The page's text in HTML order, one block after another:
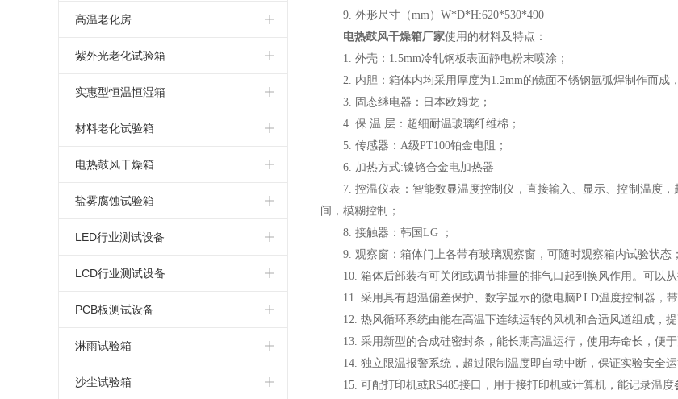
高低温恒温试验箱
高低温老化试验箱
高低温箱
小型恒温恒湿箱
温湿度试验箱
可程式恒温恒湿箱
低湿型恒温恒湿箱
恒温恒湿箱价格
恒温恒湿箱厂家
温度冲击测试机
快速温变试验箱
温度循环试验箱
高低温冲击试验机
高低温冲击测试箱
高低温冲击测试机
步入式恒温恒湿试验室
恒温恒湿实验室
步入式高低温试验室
大型恒温恒湿房
高温老化房
高温老化房
高温老化室
步入式老化房
紫外光老化试验箱
紫外光老化试验箱
紫外线耐候试验箱
UV光老化试验箱
实惠型恒温恒湿箱
小型恒温恒湿箱
简单恒温恒湿箱
实惠型恒温恒湿箱
简易式恒温恒湿箱
材料老化试验箱
UV紫外线老化测试仪
湿热老化试验箱
高温老化试验箱
氙弧灯老化试验箱
蒸汽老化试验箱
换气老化试验箱
高温老化箱
电热鼓风干燥箱
高温烤箱
电热鼓风干燥箱
指针式电热鼓风干燥箱
真空干燥箱
电热恒温干燥箱
高温马弗炉
盐雾腐蚀试验箱
标准型盐水喷雾试验箱
连续式盐雾腐蚀试验箱
可程式盐水喷雾试验机
LED行业测试设备
LED高低温试验箱
LED高低温湿热试验箱
LED高低温湿热老化试验箱
LED恒温恒湿试验箱
LCD行业测试设备
LCD高低温试验箱
LCD高低温湿热试验箱
LCD湿热老化试验箱
PCB板测试设备
PCB高低温测试箱
PCB电路板湿热老化试验箱
淋雨试验箱
淋雨试验箱
沙尘试验箱
9. 外形尺寸（mm） W*D*H:620*530*490
电热鼓风干燥箱厂家使用的材料及特点：
1. 外壳： 1.5mm冷轧钢板表面静电粉末喷涂；
2. 内胆：箱体内均采用 厚度为1.2mm的镜面不锈钢氩弧焊制作而成
3. 固态继电器：日本欧姆龙；
4. 保 温 层：超细耐温玻璃纤维棉；
5. 传感器： A级PT100铂金电阻；
6. 加热方式:镍铬合金电加热器
7.控温仪表：智能数显温度控制仪，直接输入、显示、控制温度
间，模糊控制；
8. 接触器：韩国 LG
；
9. 观察窗：箱体门上各带有玻璃观察窗，可随时观察箱内试验状态
10. 箱体后部装有可关闭或调节排量的排气口起到换风作用。可以
11. 采用具有超温偏差保护、数字显示的微电脑P.I.D温度控制器，
12. 热风循环系统由能在高温下连续运转的风机和合适风道组成，
13. 采用新型的合成硅密封条，能长期高温运行，使用寿命长，便于
14. 独立限温报警系统，超过限制温度即自动中断，保证实验安全
15. 可配打印机或RS485接口，用于接打印机或计算机，能记录温度